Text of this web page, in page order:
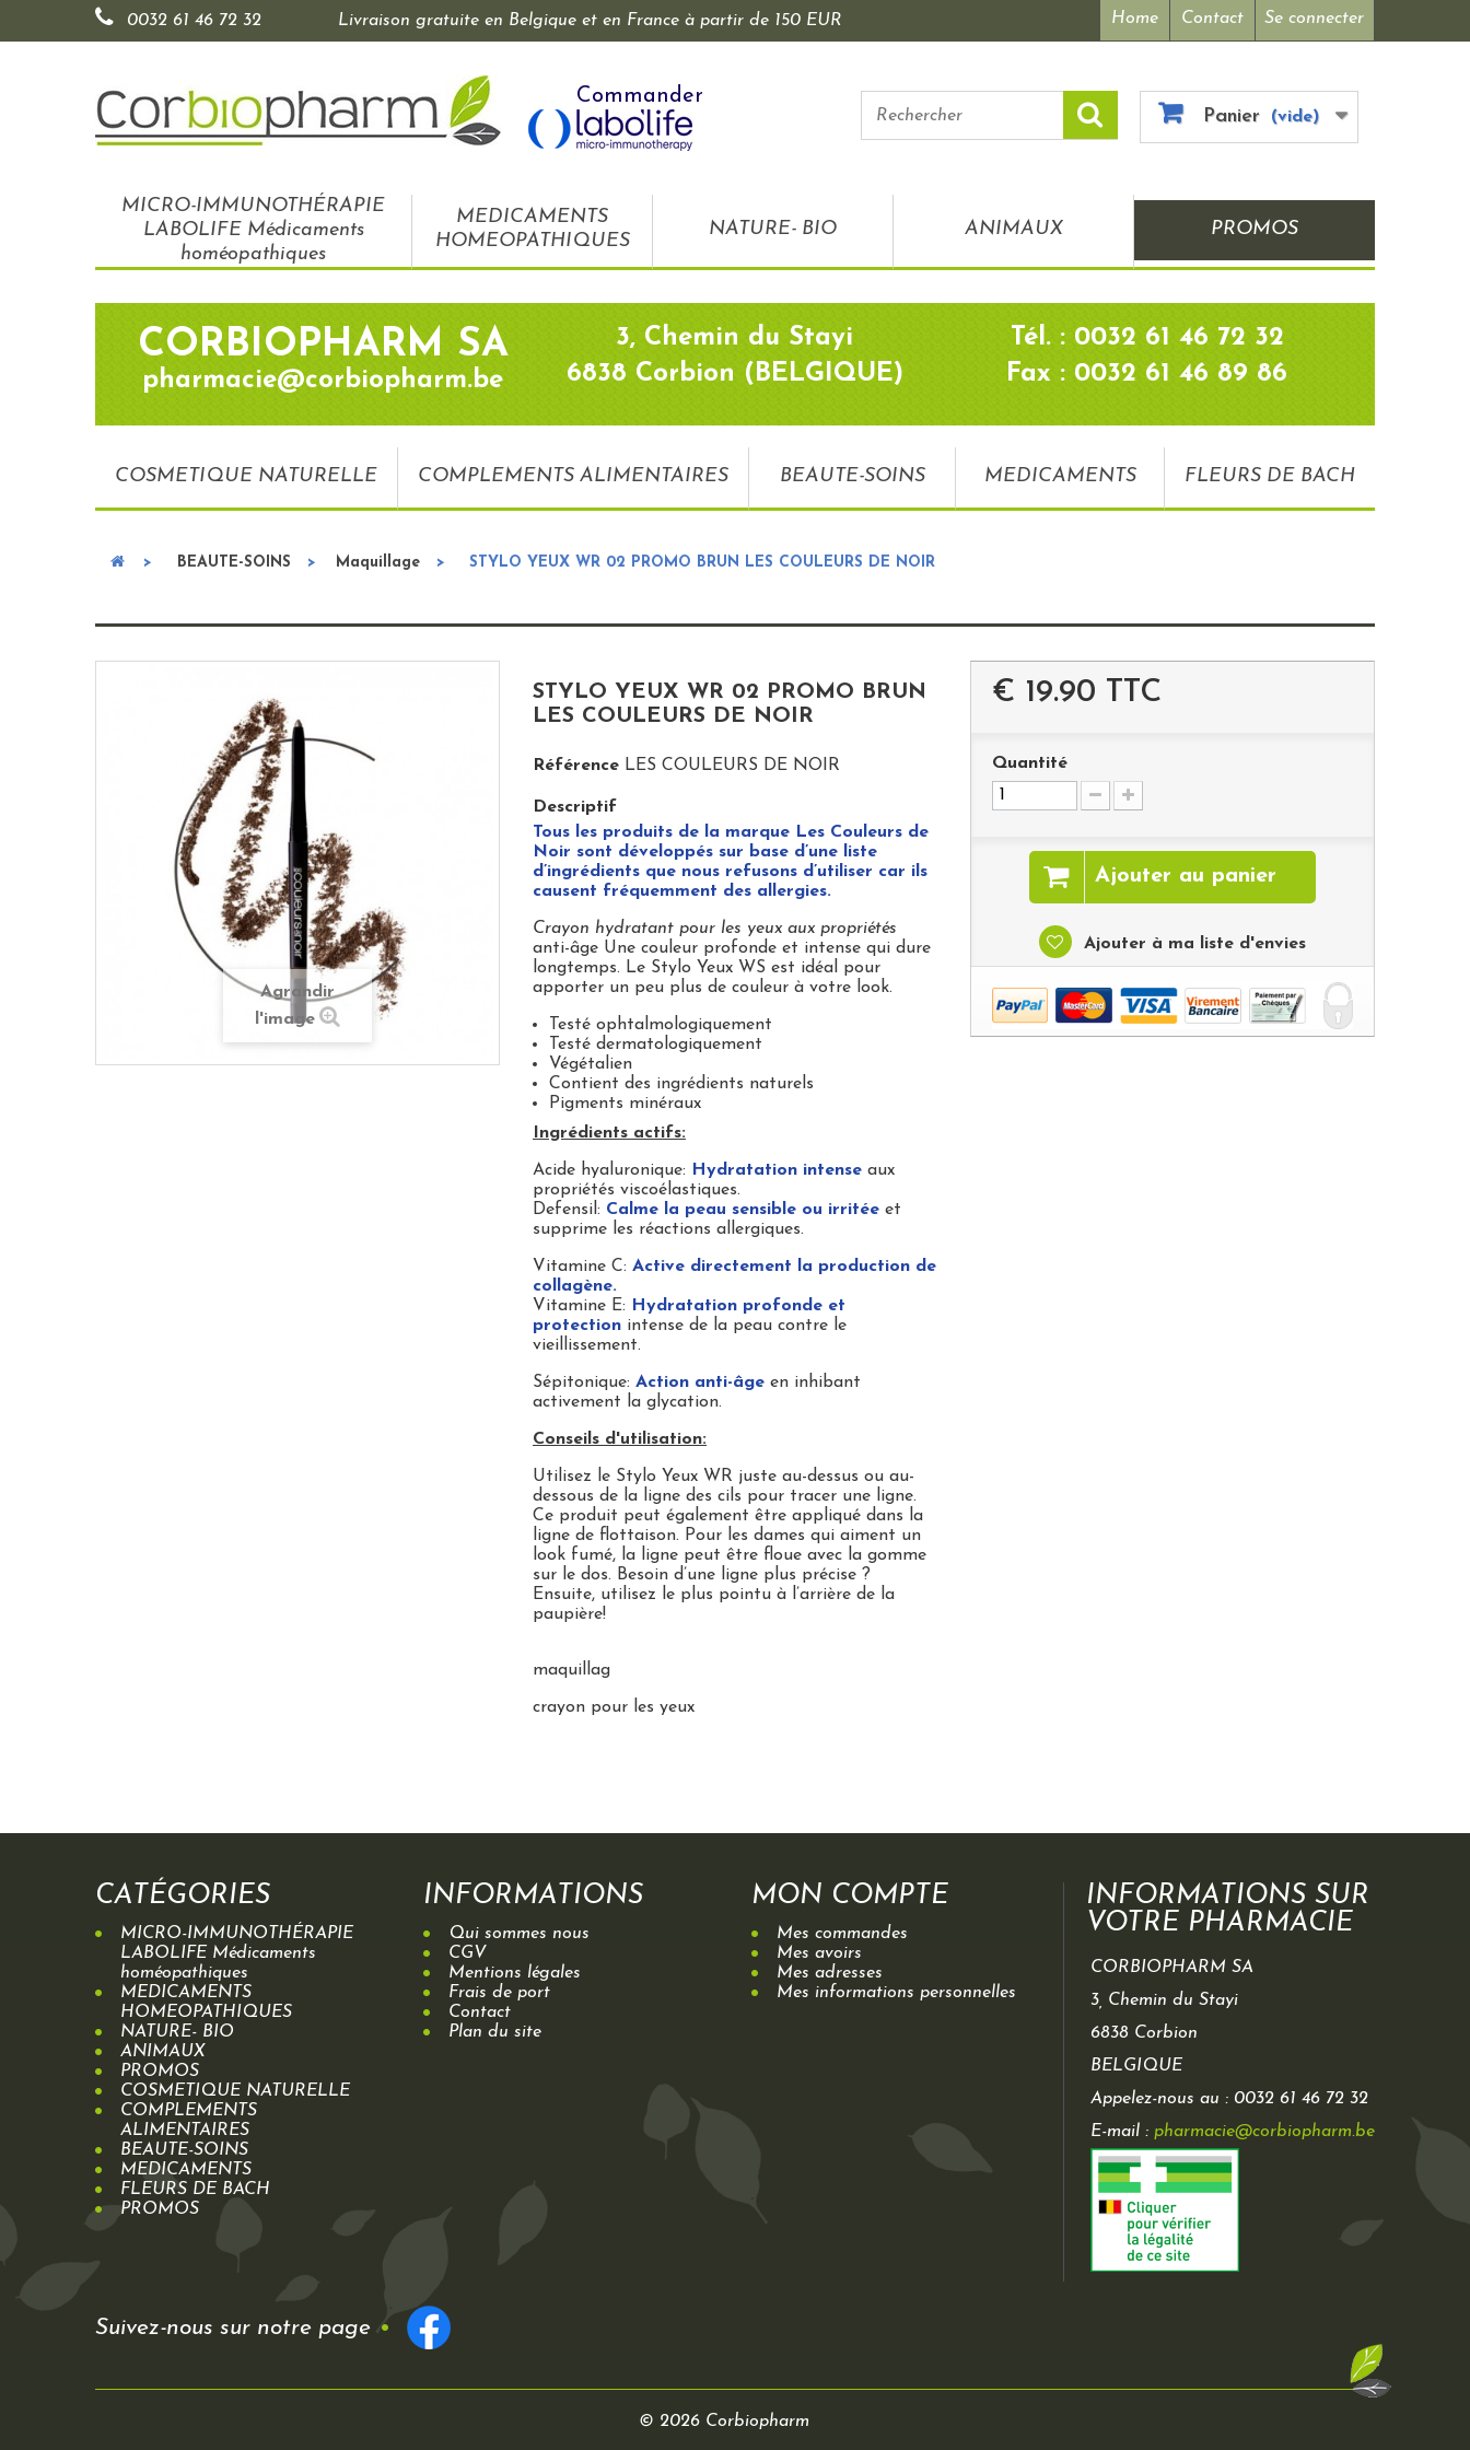
Se connecter
Home Contact
0032 61 46 72 32 Livraison gratuite en Belgique et en France à partir de 150 EUR
Commander
Panier (vide)
MICRO-IMMUNOTHÉRAPIE
LABOLIFE Médicaments
homéopathiques
MEDICAMENTS
HOMEOPATHIQUES
NATURE- BIO ANIMAUX PROMOS
CORBIOPHARM SA
pharmacie@corbiopharm.be
3, Chemin du Stayi
6838 Corbion (BELGIQUE)
Tél. : 0032 61 46 72 32
Fax : 0032 61 46 89 86
COSMETIQUE NATURELLE COMPLEMENTS ALIMENTAIRES BEAUTE-SOINS MEDICAMENTS FLEURS DE BACH
> BEAUTE-SOINS > Maquillage > STYLO YEUX WR 02 PROMO BRUN LES COULEURS DE NOIR
Agrandir
l'image
STYLO YEUX WR 02 PROMO BRUN
LES COULEURS DE NOIR
Référence LES COULEURS DE NOIR
Descriptif
Tous les produits de la marque Les Couleurs de
Noir sont développés sur base d’une liste
d’ingrédients que nous refusons d’utiliser car ils
causent fréquemment des allergies.
Crayon hydratant pour les yeux aux propriétés
anti-âge Une couleur profonde et intense qui dure
longtemps. Le Stylo Yeux WS est idéal pour
apporter un peu plus de couleur à votre look.
Testé ophtalmologiquement
Testé dermatologiquement
Végétalien
Contient des ingrédients naturels
Pigments minéraux
Ingrédients actifs:
Acide hyaluronique: Hydratation intenseaux
propriétés viscoélastiques.
Defensil: Calme la peau sensible ou irritéeet
supprime les réactions allergiques.
Vitamine C: Active directement la production de
collagène.
Vitamine E: Hydratation profonde et
protectionintense de la peau contre le
vieillissement.
Sépitonique: Action anti-âge en inhibant
activement la glycation.
Conseils d'utilisation:
Utilisez le Stylo Yeux WR juste au-dessus ou au-
dessous de la ligne des cils pour tracer une ligne.
Ce produit peut également être appliqué dans la
ligne de flottaison. Pour les dames qui aiment un
look fumé, la ligne peut être floue avec la gomme
sur le dos. Besoin d’une ligne plus précise ?
Ensuite, utilisez le plus pointu à l’arrière de la
paupière!
maquillag
crayon pour les yeux
€ 19.90 TTC
Quantité
Ajouter au panier
Ajouter à ma liste d'envies
CATÉGORIES
MICRO-IMMUNOTHÉRAPIE
LABOLIFE Médicaments
homéopathiques
MEDICAMENTS
HOMEOPATHIQUES
NATURE- BIO
ANIMAUX
PROMOS
COSMETIQUE NATURELLE
COMPLEMENTS
ALIMENTAIRES
BEAUTE-SOINS
MEDICAMENTS
FLEURS DE BACH
PROMOS
INFORMATIONS
Qui sommes nous
CGV
Mentions légales
Frais de port
Contact
Plan du site
© 2026 Corbiopharm
MON COMPTE
Mes commandes
Mes avoirs
Mes adresses
Mes informations personnelles
INFORMATIONS SUR
VOTRE PHARMACIE
CORBIOPHARM SA
3, Chemin du Stayi
6838 Corbion
BELGIQUE
Appelez-nous au : 0032 61 46 72 32
E-mail : pharmacie@corbiopharm.be
Suivez-nous sur notre page